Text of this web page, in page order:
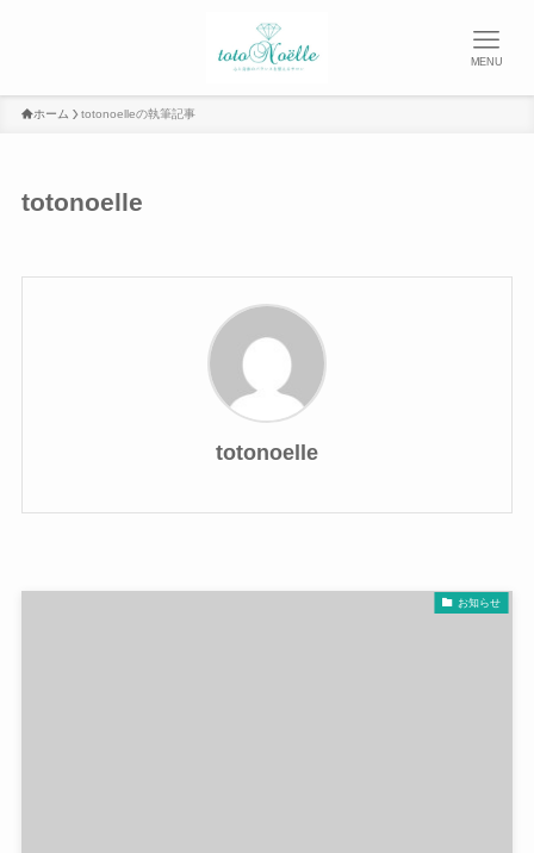
MENU
ホーム totonoelleの執筆記事
totonoelle
totonoelle
お知らせ